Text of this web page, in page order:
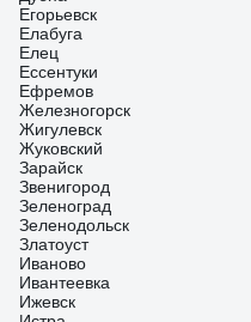
Егорьевск
Елабуга
Елец
Ессентуки
Ефремов
Железногорск
Жигулевск
Жуковский
Зарайск
Звенигород
Зеленоград
Зеленодольск
Златоуст
Иваново
Ивантеевка
Ижевск